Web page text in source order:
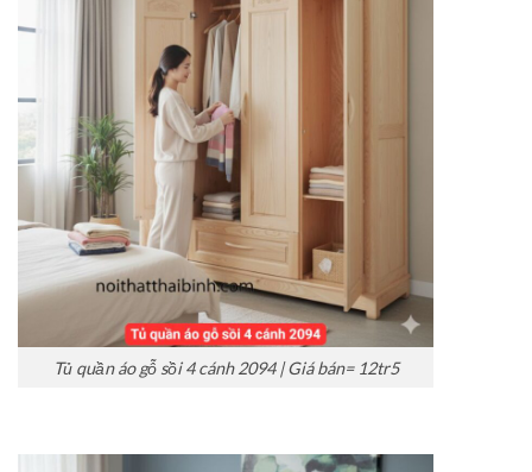
Tủ quần áo gỗ sồi 4 cánh 2094 | Giá bán= 12tr5